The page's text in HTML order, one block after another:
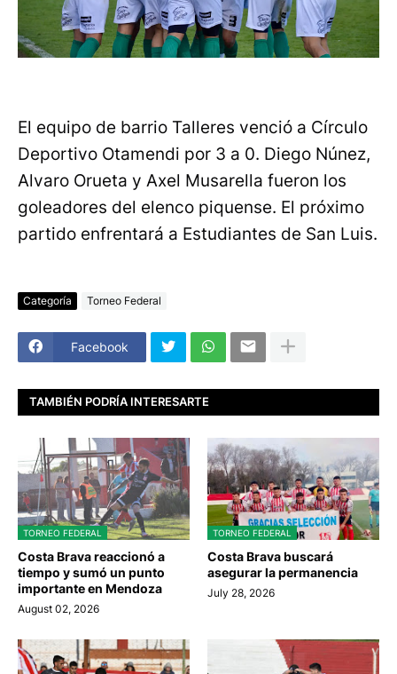
El equipo de barrio Talleres venció a Círculo
Deportivo Otamendi por 3 a 0. Diego Núnez,
Alvaro Orueta y Axel Musarella fueron los
goleadores del elenco piquense. El próximo
partido enfrentará a Estudiantes de San Luis.
Categoría Torneo Federal
Facebook
TAMBIÉN PODRÍA INTERESARTE
TORNEO FEDERAL
Costa Brava reaccionó a
tiempo y sumó un punto
importante en Mendoza
August 02, 2026
TORNEO FEDERAL
Costa Brava buscará
asegurar la permanencia
July 28, 2026